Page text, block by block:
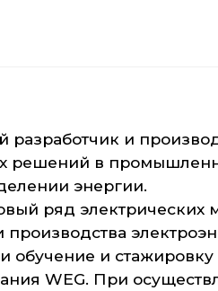
и
решений в
энергии.
ряд электрических
обучение и
WEG. При